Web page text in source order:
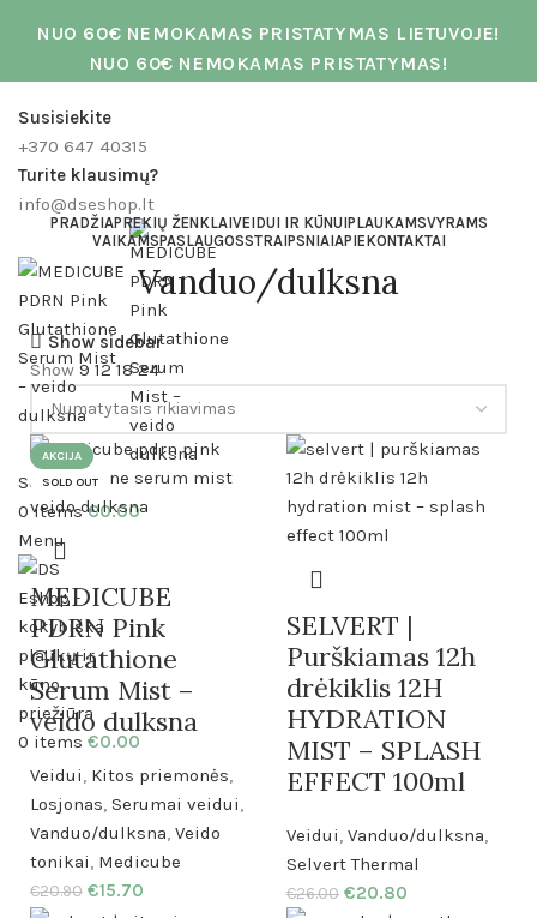
NUO 60€ NEMOKAMAS PRISTATYMAS LIETUVOJE!
NUO 60€ NEMOKAMAS PRISTATYMAS!
Susisiekite
+370 647 40315
Turite klausimų?
info@dseshop.lt
Search
0items €0.00
Menu
0 items €0.00
PRADŽIAPREKIŲ ŽENKLAIVEIDUI IR KŪNUIPLAUKAMSVYRAMS
VAIKAMSPASLAUGOSSTRAIPSNIAIAPIEKONTAKTAI
Vanduo/dulksna
Show sidebar
Show 9121824
AKCIJA
SOLD OUT
MEDICUBE
PDRN Pink
Glutathione
Serum Mist –
veido dulksna
Veidui, Kitos priemonės,
Losjonas, Serumai veidui,
Vanduo/dulksna, Veido
tonikai, Medicube
€20.90 €15.70
SELVERT |
Purškiamas 12h
drėkiklis 12H
HYDRATION
MIST – SPLASH
EFFECT 100ml
Veidui, Vanduo/dulksna,
Selvert Thermal
€26.00 €20.80